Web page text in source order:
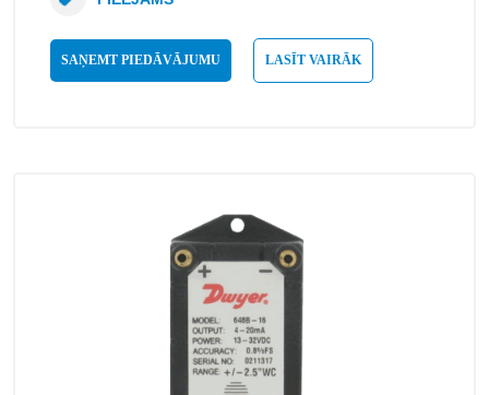
SAŅEMT PIEDĀVĀJUMU LASĪT VAIRĀK